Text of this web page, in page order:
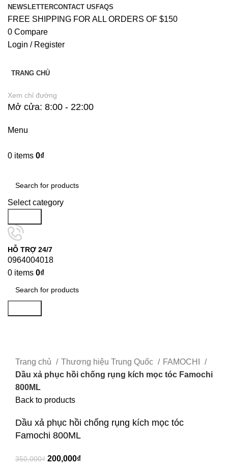
NEWSLETTERCONTACT US FAQS
FREE SHIPPING FOR ALL ORDERS OF $150
0 Compare
Login / Register
TRANG CHỦ
Xem chỉ đường
Mở cửa: 8:00 - 22:00
Menu
0 items 0₫
Select category
HỖ TRỢ 24/7
0964004018
0 items 0₫
Trang chủ
Thương hiệu Trung Quốc
FAMOCHI
Dầu xả phục hồi chống rụng kích mọc tóc Famochi
800ML
Back to products
Dầu xả phục hồi chống rụng kích mọc tóc
Famochi 800ML
350,000₫ 200,000₫